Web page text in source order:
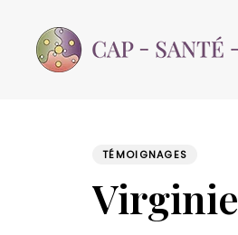
to
content
PUBLISHED
TÉMOIGNAGES
Author
Published
on: